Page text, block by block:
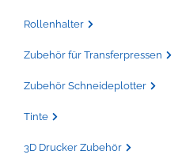
Rollenhalter
Zubehör für Transferpressen
Zubehör Schneideplotter
Tinte
3D Drucker Zubehör